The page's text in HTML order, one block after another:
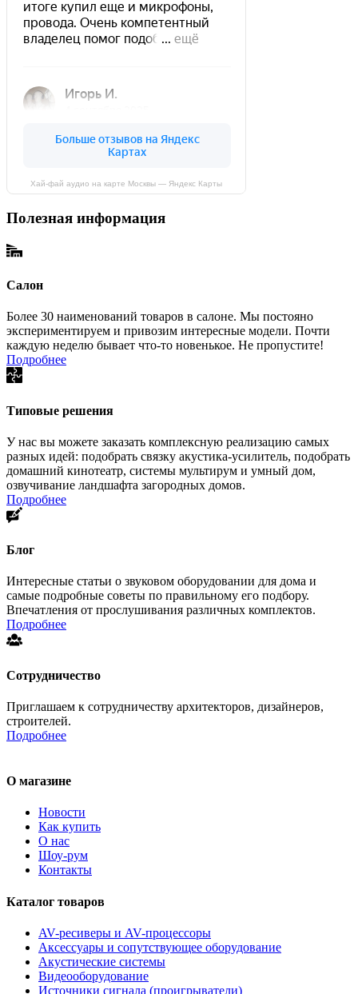
Хай-фай аудио на карте Москвы — Яндекс Карты
Полезная информация
Салон
Более 30 наименований товаров в салоне. Мы постояно
экспериментируем и привозим интересные модели. Почти
каждую неделю бывает что-то новенькое. Не пропустите!
Подробнее
Типовые решения
У нас вы можете заказать комплексную реализацию самых
разных идей: подобрать связку акустика-усилитель, подобрать
домашний кинотеатр, системы мультирум и умный дом,
озвучивание ландшафта загородных домов.
Подробнее
Блог
Интересные статьи о звуковом оборудовании для дома и
самые подробные советы по правильному его подбору.
Впечатления от прослушивания различных комплектов.
Подробнее
Сотрудничество
Приглашаем к сотрудничеству архитекторов, дизайнеров,
строителей.
Подробнее
О магазине
Новости
Как купить
О нас
Шоу-рум
Контакты
Каталог товаров
AV-ресиверы и AV-процессоры
Аксессуары и сопутствующее оборудование
Акустические системы
Видеооборудование
Источники сигнала (проигрыватели)